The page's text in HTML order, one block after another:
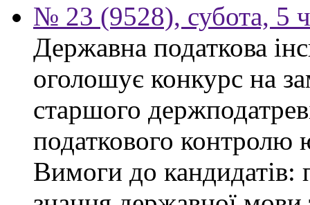
№ 23 (9528), субота, 5
Державна податкова
оголошує конкурс на
старшого
податкового контролю
Вимоги до кандидатів: